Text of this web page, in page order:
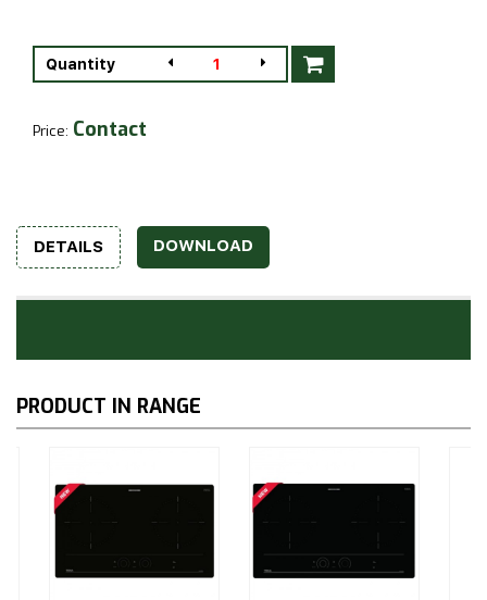
Quantity
Price: Contact
DETAILS DOWNLOAD
PRODUCT IN RANGE